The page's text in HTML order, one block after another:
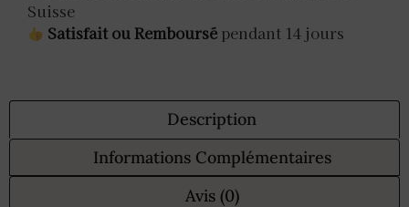
Suisse
Satisfait ou Remboursé pendant 14 jours
Description
Informations Complémentaires
Avis (0)